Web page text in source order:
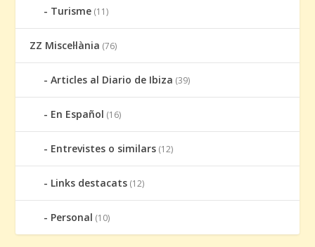
Turisme (11)
ZZ Miscel·lània (76)
Articles al Diario de Ibiza (39)
En Español (16)
Entrevistes o similars (12)
Links destacats (12)
Personal (10)